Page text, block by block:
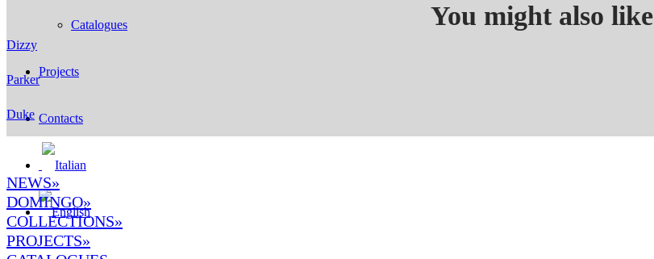
Catalogues
Projects
Contacts
You might also like
Dizzy
Parker
Duke
NEWS»
DOMINGO»
COLLECTIONS»
PROJECTS»